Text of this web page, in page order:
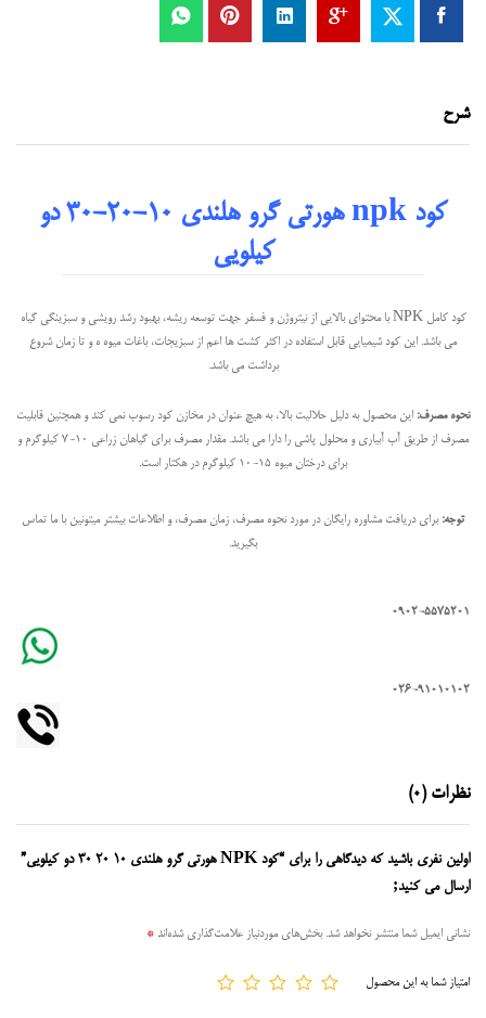
شرح
کود npk هورتی گرو هلندی 10-20-30 دو
کیلویی
کود کامل NPK با محتوای بالایی از نیتروژن و فسفر جهت توسعه ریشه، بهبود رشد رویشی و سبزینگی گیاه
می باشد. این کود شیمیایی قابل استفاده در اکثر کشت ها اعم از سبزیجات، باغات میوه ه و تا زمان شروع
برداشت می باشد.
نحوه مصرف: این محصول به دلیل حلالیت بالا، به هیچ عنوان در مخازن کود رسوب نمی کند و همچنین قابلیت
مصرف از طریق آب آبیاری و محلول پاشی را دارا می باشد. مقدار مصرف برای گیاهان زراعی 10-7 کیلوگرم و
برای درختان میوه 15-10 کیلوگرم در هکتار است.
توجه: برای دریافت مشاوره رایگان در مورد نحوه مصرف، زمان مصرف، و اطلاعات بیشتر میتونین با ما تماس
بگیرید.
0902-5575201
026-91010102
نظرات (0)
اولین نفری باشید که دیدگاهی را برای “کود NPK هورتی گرو هلندی 10 20 30 دو کیلویی”
ارسال می کنید;
نشانی ایمیل شما منتشر نخواهد شد. بخش‌های موردنیاز علامت‌گذاری شده‌اند *
امتیاز شما به این محصول